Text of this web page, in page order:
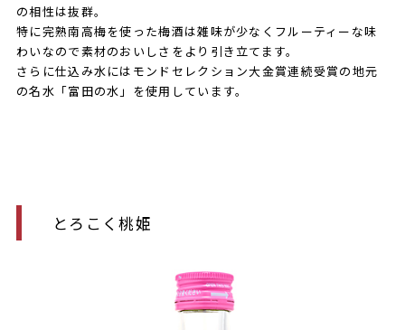
の相性は抜群。
特に完熟南高梅を使った梅酒は雑味が少なくフルーティーな味
わいなので素材のおいしさをより引き立てます。
さらに仕込み水にはモンドセレクション大金賞連続受賞の地元
の名水「富田の水」を使用しています。
とろこく桃姫